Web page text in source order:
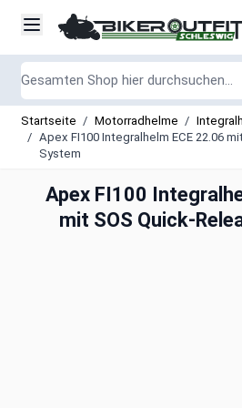
Startseite / Motorradhelme /
/ Apex FI100 Integralhelm ECE 22.06
System
Apex FI100
mit SOS Quick-